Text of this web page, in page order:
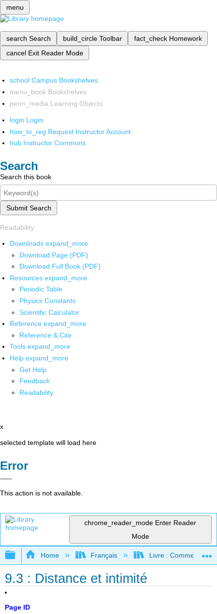
menu
search Search build_circle Toolbar fact_check Homework
cancel Exit Reader Mode
school Campus Bookshelves
menu_book Bookshelves
perm_media Learning Objects
login Login
how_to_reg Request Instructor Account
hub Instructor Commons
Search
Search this book
Submit Search
Readability
Downloads expand_more
Download Page (PDF)
Download Full Book (PDF)
Resources expand_more
Periodic Table
Physics Constants
Scientific Calculator
Reference expand_more
Reference & Cite
Tools expand_more
Help expand_more
Get Help
Feedback
Readability
x
selected template will load here
Error
This action is not available.
chrome_reader_mode Enter Reader
Mode
Expand/collapse global hierarchy
Home Français Livre : Comment
9.3 : Distance et intimité
Page ID